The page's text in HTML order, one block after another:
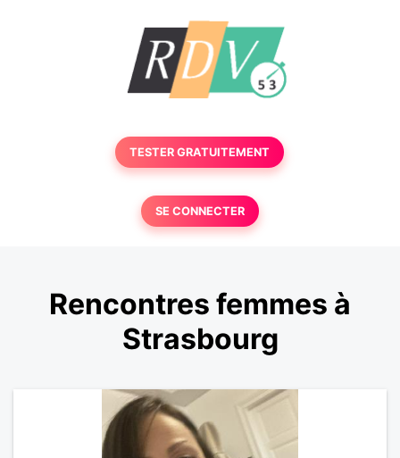
TESTER GRATUITEMENT
SE CONNECTER
Rencontres femmes à
Strasbourg